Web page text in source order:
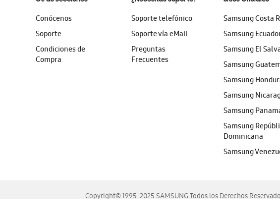
Conócenos
Soporte
Condiciones de
Compra
Soporte telefónico
Soporte vía eMail
Preguntas
Frecuentes
Samsung Costa
Samsung
Samsung El
Samsung
Samsung
Samsung
Samsung
Samsung
Dominicana
Samsung
Copyright© 1995-2025 SAMSUNG Todos los Derechos